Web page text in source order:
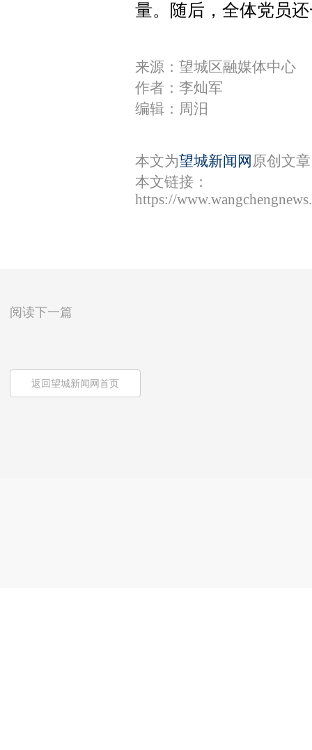
量。随后，全体党员
来源：望城区融媒体中心
作者：李灿军
编辑：周汨
本文为望城新闻网 原创文
本文链接：
https://
阅读下一篇
返回望城新闻网首页